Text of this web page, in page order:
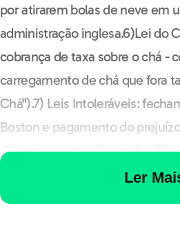
por atirarem bolas de neve em
administração inglesa.6)Lei do
cobrança de taxa sobre o chá -
carregamento de chá que fora
Chá").7) Leis Intoleráveis:
Boston e pagamento do
Congressos da Filadélfia1774
Pedido de maior
de abertura do porto de Boston,
Ler